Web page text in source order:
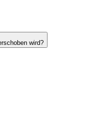
wird?